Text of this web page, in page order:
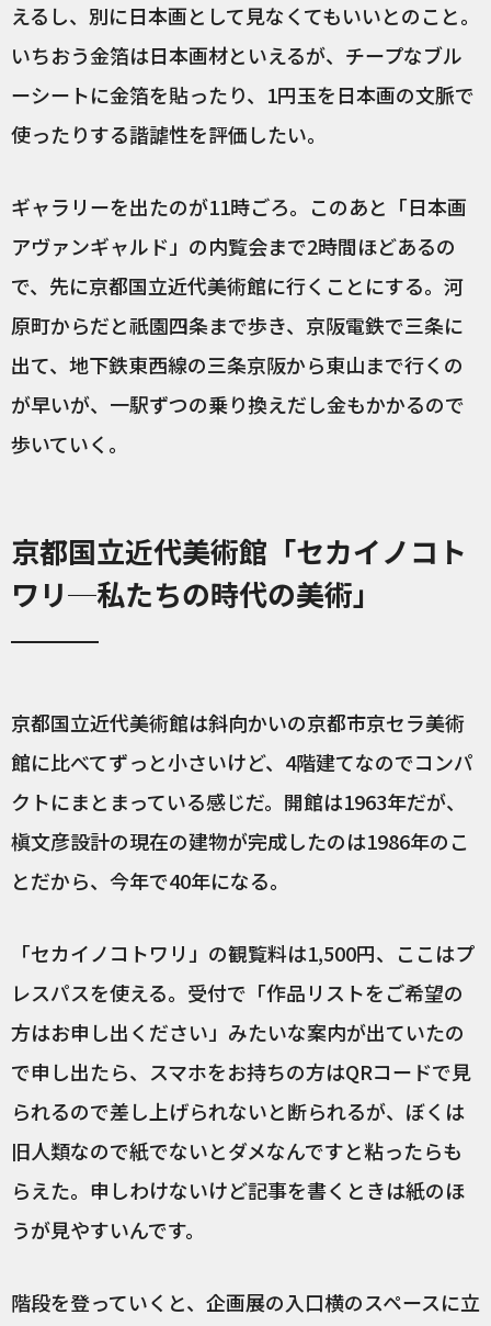
えるし、別に日本画として見なくてもいいとのこと。
いちおう金箔は日本画材といえるが、チープなブル
ーシートに金箔を貼ったり、1円玉を日本画の文脈で
使ったりする諧謔性を評価したい。
ギャラリーを出たのが11時ごろ。このあと「日本画
アヴァンギャルド」の内覧会まで2時間ほどあるの
で、先に京都国立近代美術館に行くことにする。河
原町からだと祇園四条まで歩き、京阪電鉄で三条に
出て、地下鉄東西線の三条京阪から東山まで行くの
が早いが、一駅ずつの乗り換えだし金もかかるので
歩いていく。
京都国立近代美術館「セカイノコト
ワリ─私たちの時代の美術」
京都国立近代美術館は斜向かいの京都市京セラ美術
館に比べてずっと小さいけど、4階建てなのでコンパ
クトにまとまっている感じだ。開館は1963年だが、
槇文彦設計の現在の建物が完成したのは1986年のこ
とだから、今年で40年になる。
「セカイノコトワリ」の観覧料は1,500円、ここはプ
レスパスを使える。受付で「作品リストをご希望の
方はお申し出ください」みたいな案内が出ていたの
で申し出たら、スマホをお持ちの方はQRコードで見
られるので差し上げられないと断られるが、ぼくは
旧人類なので紙でないとダメなんですと粘ったらも
らえた。申しわけないけど記事を書くときは紙のほ
うが見やすいんです。
階段を登っていくと、企画展の入口横のスペースに立